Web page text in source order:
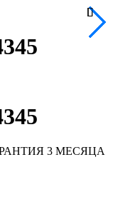
3 МЕСЯЦА